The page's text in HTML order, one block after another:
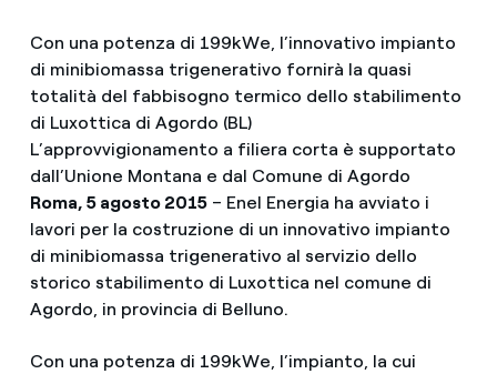
Con una potenza di 199kWe, l’innovativo impianto
di minibiomassa trigenerativo fornirà la quasi
totalità del fabbisogno termico dello stabilimento
di Luxottica di Agordo (BL)
L’approvvigionamento a filiera corta è supportato
dall’Unione Montana e dal Comune di Agordo
Roma, 5 agosto 2015 – Enel Energia ha avviato i
lavori per la costruzione di un innovativo impianto
di minibiomassa trigenerativo al servizio dello
storico stabilimento di Luxottica nel comune di
Agordo, in provincia di Belluno.
Con una potenza di 199kWe, l’impianto, la cui